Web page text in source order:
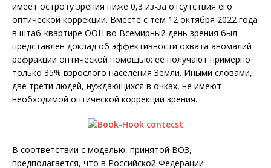
имеет остроту зрения ниже 0,3 из-за отсутствия его
оптической коррекции. Вместе с тем 12 октября 2022 года
в штаб-квартире ООН во Всемирный день зрения был
представлен доклад об эффективности охвата аномалий
рефракции оптической помощью: ее получают примерно
только 35% взрослого населения Земли. Иными словами,
две трети людей, нуждающихся в очках, не имеют
необходимой оптической коррекции зрения.
В соответствии с моделью, принятой ВОЗ,
предполагается, что в Российской Федерации